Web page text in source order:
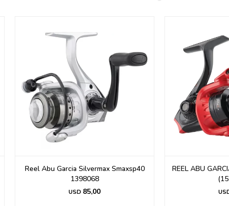
Reel Abu Garcia Silvermax Smaxsp40
1398068
USD 85,00
REEL ABU